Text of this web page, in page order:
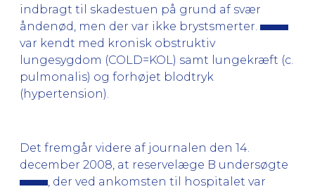
indbragt til skadestuen på grund af svær
åndenød, men der var ikke brystsmerter.
var kendt med kronisk obstruktiv
lungesygdom (COLD=KOL) samt lungekræft (c.
pulmonalis) og forhøjet blodtryk
(hypertension).
Det fremgår videre af journalen den 14.
december 2008, at reservelæge B undersøgte
, der ved ankomsten til hospitalet var